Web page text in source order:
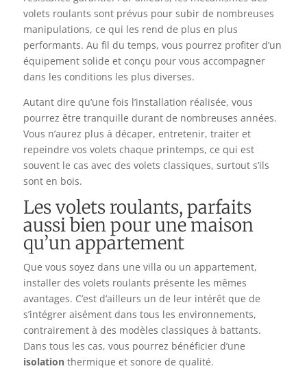
volets roulants sont prévus pour subir de nombreuses
manipulations, ce qui les rend de plus en plus
performants. Au fil du temps, vous pourrez profiter d’un
équipement solide et conçu pour vous accompagner
dans les conditions les plus diverses.
Autant dire qu’une fois l’installation réalisée, vous
pourrez être tranquille durant de nombreuses années.
Vous n’aurez plus à décaper, entretenir, traiter et
repeindre vos volets chaque printemps, ce qui est
souvent le cas avec des volets classiques, surtout s’ils
sont en bois.
Les volets roulants, parfaits
aussi bien pour une maison
qu’un appartement
Que vous soyez dans une villa ou un appartement,
installer des volets roulants présente les mêmes
avantages. C’est d’ailleurs un de leur intérêt que de
s’intégrer aisément dans tous les environnements,
contrairement à des modèles classiques à battants.
Dans tous les cas, vous pourrez bénéficier d’une
isolation thermique et sonore de qualité.